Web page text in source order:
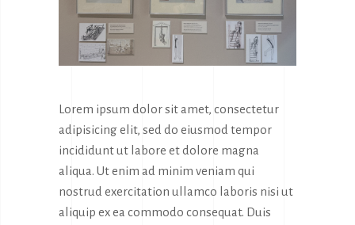
Lorem ipsum dolor sit amet, consectetur
adipisicing elit, sed do eiusmod tempor
incididunt ut labore et dolore magna
aliqua. Ut enim ad minim veniam qui
nostrud exercitation ullamco laboris nisi ut
aliquip ex ea commodo consequat. Duis